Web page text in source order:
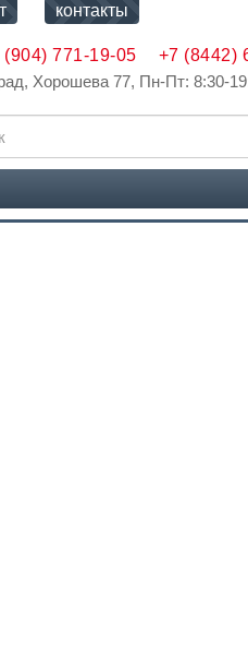
контакты
Хорошева 77, Пн-Пт: 8:30-
(904) 771-19-05 +7 (8442)